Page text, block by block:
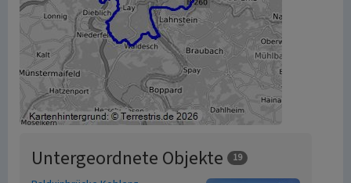
Untergeordnete Objekte 19